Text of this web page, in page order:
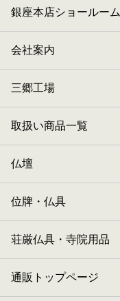
銀座本店ショールーム
会社案内
三郷工場
取扱い商品一覧
仏壇
位牌・仏具
荘厳仏具・寺院用品
通販トップページ